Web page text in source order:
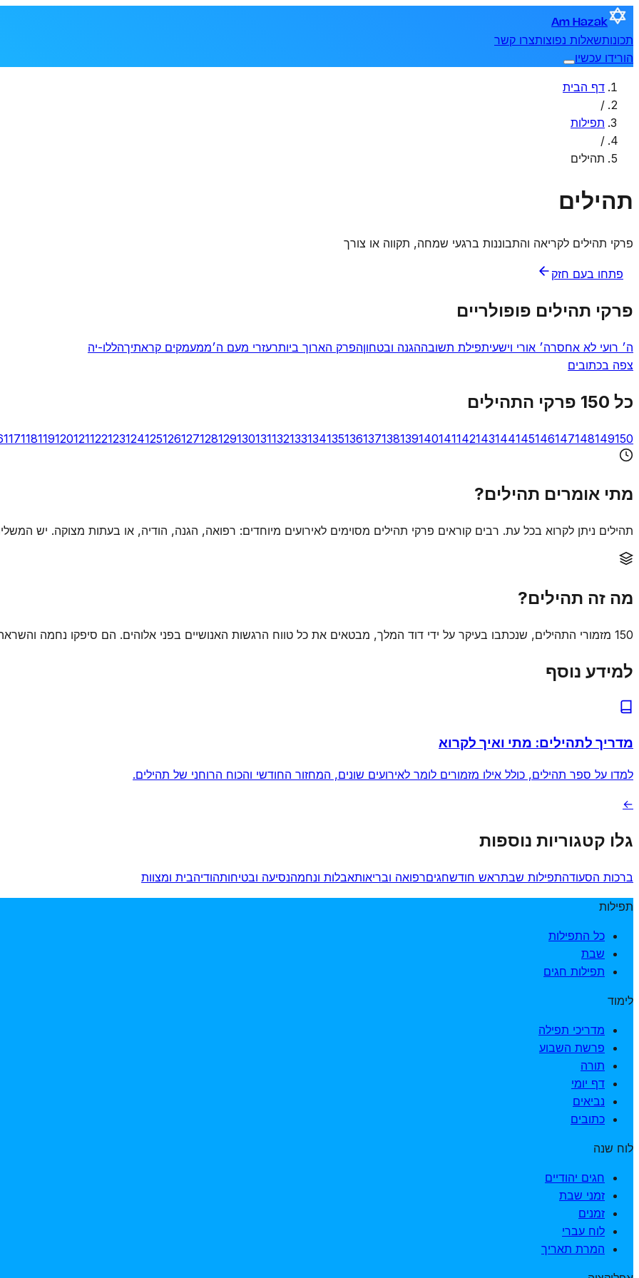
Am Hazak
תכונותשאלות נפוצותצרו קשר
הורידו עכשיו
דף הבית
/
תפילות
/
תהילים
תהילים
פרקי תהילים לקריאה והתבוננות ברגעי שמחה, תקווה או צורך
פתחו בעם חזק
פרקי תהילים פופולריים
ה׳ רועי לא אחסרה׳ אורי וישעיתפילת תשובההגנה ובטחוןהפרק הארוך ביותרעזרי מעם ה׳ממעמקים קראתיךהללו-יה
צפה בכתובים
כל 150 פרקי התהילים
117118119120121122123124125126127128129130131132133134135136137138139140141142143144145146147148149150
מתי אומרים תהילים?
תהילים ניתן לקרוא בכל עת. רבים קוראים פרקי תהילים מסוימים לאירועים מיוחדים: רפואה, הגנה, הודיה, או בעתות מצוקה. יש
מה זה תהילים?
150 מזמורי התהילים, שנכתבו בעיקר על ידי דוד המלך, מבטאים את כל טווח הרגשות האנושיים בפני אלוהים. הם סיפקו נחמה והשראה במשך יותר מ-3,000 שנה.
למידע נוסף
מדריך לתהילים: מתי ואיך לקרוא
למדו על ספר תהילים, כולל אילו מזמורים לומר לאירועים שונים, המחזור החודשי והכוח הרוחני של תהילים.
←
גלו קטגוריות נוספות
ברכות הסעודהתפילות שבתראש חודשחגיםרפואה ובריאותאבלות ונחמהנסיעה ובטיחותהודיהבית ומצוות
תפילות
כל התפילות
שבת
תפילות חגים
לימוד
מדריכי תפילה
פרשת השבוע
תורה
דף יומי
נביאים
כתובים
לוח שנה
חגים יהודיים
זמני שבת
זמנים
לוח עברי
המרת תאריך